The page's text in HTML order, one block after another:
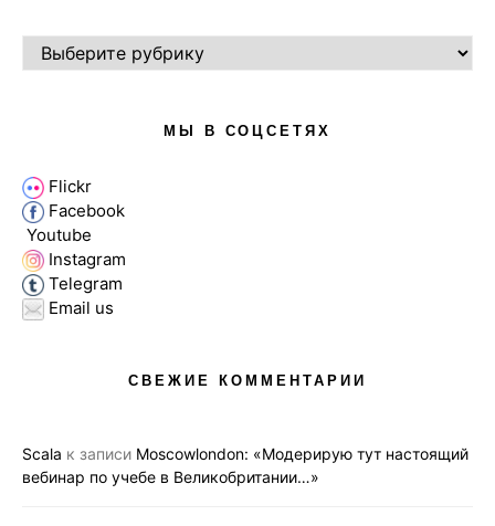
МЫ В СОЦСЕТЯХ
Flickr
Facebook
Youtube
Instagram
Telegram
Email us
СВЕЖИЕ КОММЕНТАРИИ
Scala к записи Moscowlondon: «Модерирую тут настоящий
вебинар по учебе в Великобритании…»